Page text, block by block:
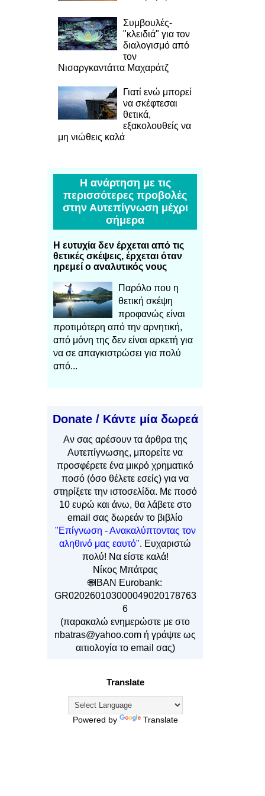
Συμβουλές-
"κλειδιά" για τον
διαλογισμό από
τον
Νισαργκαντάττα Μαχαράτζ
Γιατί ενώ μπορεί
να σκέφτεσαι
θετικά,
εξακολουθείς να
μη νιώθεις καλά
Η ανάρτηση με τις
περισσότερες προβολές
στην Αυτεπίγνωση μέχρι
σήμερα
Η ευτυχία δεν έρχεται από τις
θετικές σκέψεις, έρχεται όταν
ηρεμεί ο αναλυτικός νους
Παρόλο που η
θετική σκέψη
προφανώς είναι
προτιμότερη από την αρνητική,
από μόνη της δεν είναι αρκετή για
να σε απαγκιστρώσει για πολύ
από...
Donate / Κάντε μία δωρεά
Αν σας αρέσουν τα άρθρα της
Αυτεπίγνωσης, μπορείτε να
προσφέρετε ένα μικρό χρηματικό
ποσό (όσο θέλετε εσείς) για να
στηρίξετε την ιστοσελίδα. Με ποσό
10 ευρώ και άνω, θα λάβετε στο
email σας δωρεάν το βιβλίο
"Επίγνωση - Ανακαλύπτοντας τον
αληθινό μας εαυτό". Ευχαριστώ
πολύ! Να είστε καλά!
Νίκος Μπάτρας
🌐IBAN Eurobank:
GR020260103000049020178763
6
(παρακαλώ ενημερώστε με στο
nbatras@yahoo.com ή γράψτε ως
αιτιολογία το email σας)
Translate
Powered by Translate